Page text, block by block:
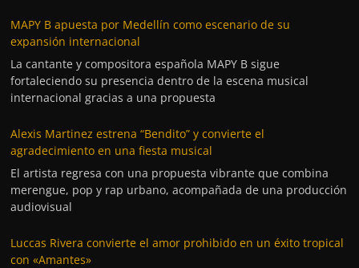
MAPY B apuesta por Medellín como escenario de su
expansión internacional
La cantante y compositora española MAPY B sigue
fortaleciendo su presencia dentro de la escena musical
internacional gracias a una propuesta
Alexis Martinez estrena “Bendito” y convierte el
agradecimiento en una fiesta musical
El artista regresa con una propuesta vibrante que combina
merengue, pop y rap urbano, acompañada de una producción
audiovisual
Luccas Rivera convierte el amor prohibido en un éxito tropical
con «Amantes»